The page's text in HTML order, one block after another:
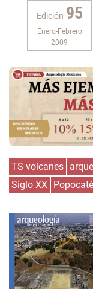
Edición 95
Enero-Febrero
2009
TS volcanes
Siglo XX